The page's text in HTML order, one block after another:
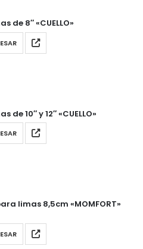
de 8″ «CUELLO»
10″ y 12″ «CUELLO»
limas 8,5cm «MOMFORT»